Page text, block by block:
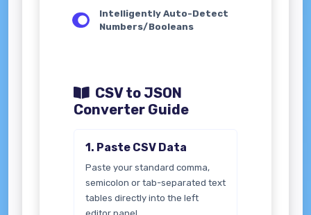
Intelligently Auto-Detect
Numbers/Booleans
CSV to JSON
Converter Guide
1. Paste CSV Data
Paste your standard comma,
semicolon or tab-separated text
tables directly into the left